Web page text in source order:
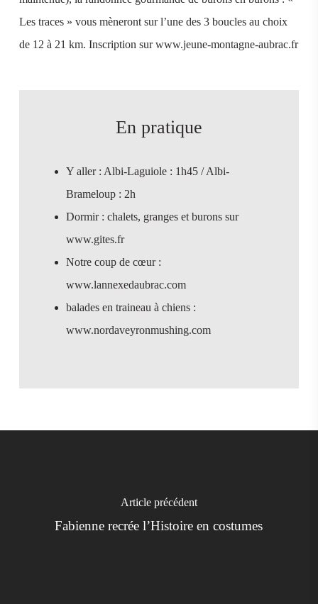
Les traces » vous mèneront sur l’une des 3 boucles au choix
de 12 à 21 km. Inscription sur www.jeune-montagne-aubrac.fr
En pratique
Y aller : Albi-Laguiole : 1h45 / Albi-
Brameloup : 2h
Dormir : chalets, granges et burons sur
www.gites.fr
Notre coup de cœur :
www.lannexedaubrac.com
balades en traineau à chiens :
www.nordaveyronmushing.com
Article précédent
Fabienne recrée l’Histoire en costumes